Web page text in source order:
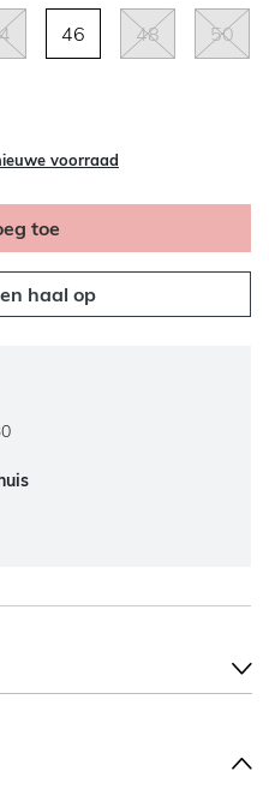
46 48 50
voorraad
toe
haal op